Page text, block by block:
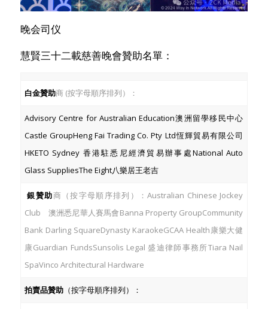
晚会司仪
慧賢三十二載慈善晚會贊助名單：
白金贊助商 (按字母順序排列）：
Advisory Centre for Australian Education澳洲留學移民中心
Castle GroupHeng Fai Trading Co. Pty Ltd恆輝貿易有限公司
HKETO Sydney 香港駐悉尼經濟貿易辦事處National Auto
Glass SuppliesThe Eight八樂居王老吉
銀贊助商（按字母順序排列）：Australian Chinese Jockey
Club 澳洲悉尼華人賽馬會Banna Property GroupCommunity
Bank Darling SquareDynasty KaraokeGCAA Health康樂大健
康Guardian FundsSunsolis Legal 盛迪律師事務所Tiara Nail
SpaVinco Architectural Hardware
拍賣品贊助 （按字母順序排列）：